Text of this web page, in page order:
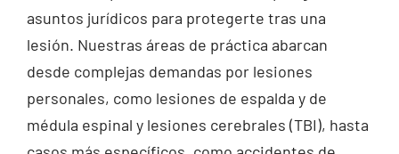
asuntos jurídicos para protegerte tras una
lesión. Nuestras áreas de práctica abarcan
desde complejas demandas por lesiones
personales, como lesiones de espalda y de
médula espinal y lesiones cerebrales (TBI), hasta